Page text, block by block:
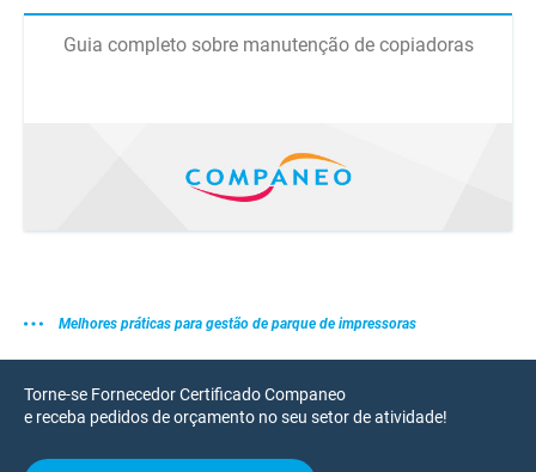
Guia completo sobre manutenção de copiadoras
Melhores práticas para gestão de parque de impressoras
Torne-se Fornecedor Certificado Companeo
e receba pedidos de orçamento no seu setor de atividade!